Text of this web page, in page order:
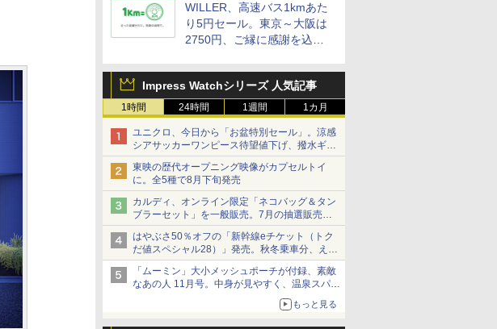
WILLER、高速バス1kmあた
り5円セール。東京～大阪は
2750円、ご縁に感謝を込め
Impress Watchシリーズ 人気記事
1時間 24時間 1週間 1カ月
ユニクロ、今日から「お盆特別セール」。涼感
シアサッカーワンピース待望値下げ、撥水ギア
ショーツは1990円に
東映の歴代オープニング映像がカプセルトイ
に。全5種で8月下旬発売
カルディ、オンライン限定「ネコバッグ＆タン
ブラーセット」を一般販売。7月の抽選販売の
当選無効分
はやぶさ50％オフの「新幹線eチケット（トク
だ値スペシャル28）」発売。秋冬乗車分、えき
ねっと限定
「ムーミン」大小メッシュポーチが付録、素敵
なあの人 11月号。中身が見やすく、温泉スパに
もっと見る